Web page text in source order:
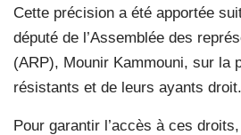
Cette précision a été apportée
député de l’Assemblée des
(ARP), Mounir Kammouni, sur la
résistants et de leurs ayants droit.
Pour garantir l’accès à ces